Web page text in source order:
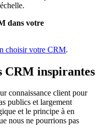
dans votre
choisir votre CRM.
CRM inspirantes
connaissance client pour
publics et largement
et le principe à en
nous ne pourrions pas